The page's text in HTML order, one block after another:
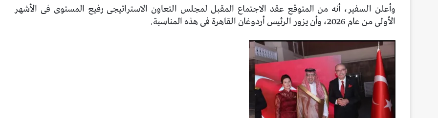
وأعلن السفير، أنه من المتوقع عقد الاجتماع المقبل لمجلس التعاون الاستراتيجى رفيع المستوى فى الأشهر
الأولى من عام 2026، وأن يزور الرئيس أردوغان القاهرة فى هذه المناسبة.